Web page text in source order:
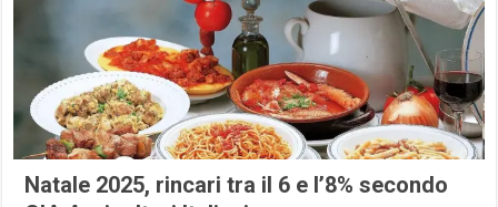
Natale 2025, rincari tra il 6 e l’8% secondo